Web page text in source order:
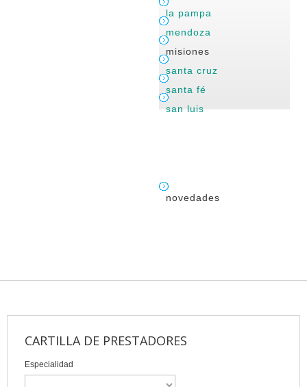
la pampa
mendoza
misiones
santa cruz
santa fé
san luis
novedades
CARTILLA DE PRESTADORES
Especialidad